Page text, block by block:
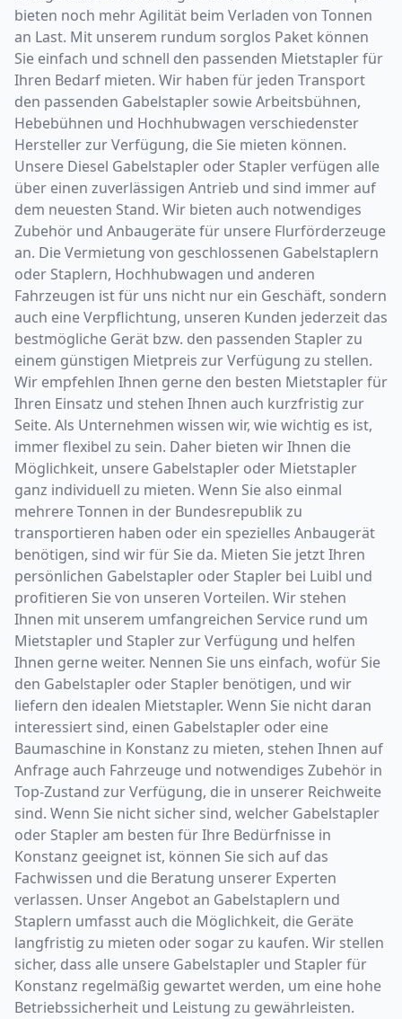
bieten noch mehr Agilität beim Verladen von Tonnen
an Last. Mit unserem rundum sorglos Paket können
Sie einfach und schnell den passenden Mietstapler für
Ihren Bedarf mieten. Wir haben für jeden Transport
den passenden Gabelstapler sowie Arbeitsbühnen,
Hebebühnen und Hochhubwagen verschiedenster
Hersteller zur Verfügung, die Sie mieten können.
Unsere Diesel Gabelstapler oder Stapler verfügen alle
über einen zuverlässigen Antrieb und sind immer auf
dem neuesten Stand. Wir bieten auch notwendiges
Zubehör und Anbaugeräte für unsere Flurförderzeuge
an. Die Vermietung von geschlossenen Gabelstaplern
oder Staplern, Hochhubwagen und anderen
Fahrzeugen ist für uns nicht nur ein Geschäft, sondern
auch eine Verpflichtung, unseren Kunden jederzeit das
bestmögliche Gerät bzw. den passenden Stapler zu
einem günstigen Mietpreis zur Verfügung zu stellen.
Wir empfehlen Ihnen gerne den besten Mietstapler für
Ihren Einsatz und stehen Ihnen auch kurzfristig zur
Seite. Als Unternehmen wissen wir, wie wichtig es ist,
immer flexibel zu sein. Daher bieten wir Ihnen die
Möglichkeit, unsere Gabelstapler oder Mietstapler
ganz individuell zu mieten. Wenn Sie also einmal
mehrere Tonnen in der Bundesrepublik zu
transportieren haben oder ein spezielles Anbaugerät
benötigen, sind wir für Sie da. Mieten Sie jetzt Ihren
persönlichen Gabelstapler oder Stapler bei Luibl und
profitieren Sie von unseren Vorteilen. Wir stehen
Ihnen mit unserem umfangreichen Service rund um
Mietstapler und Stapler zur Verfügung und helfen
Ihnen gerne weiter. Nennen Sie uns einfach, wofür Sie
den Gabelstapler oder Stapler benötigen, und wir
liefern den idealen Mietstapler. Wenn Sie nicht daran
interessiert sind, einen Gabelstapler oder eine
Baumaschine in Konstanz zu mieten, stehen Ihnen auf
Anfrage auch Fahrzeuge und notwendiges Zubehör in
Top-Zustand zur Verfügung, die in unserer Reichweite
sind. Wenn Sie nicht sicher sind, welcher Gabelstapler
oder Stapler am besten für Ihre Bedürfnisse in
Konstanz geeignet ist, können Sie sich auf das
Fachwissen und die Beratung unserer Experten
verlassen. Unser Angebot an Gabelstaplern und
Staplern umfasst auch die Möglichkeit, die Geräte
langfristig zu mieten oder sogar zu kaufen. Wir stellen
sicher, dass alle unsere Gabelstapler und Stapler für
Konstanz regelmäßig gewartet werden, um eine hohe
Betriebssicherheit und Leistung zu gewährleisten.